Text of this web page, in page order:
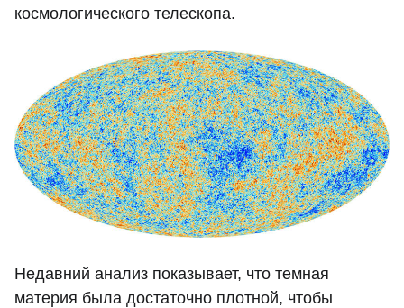
космологического телескопа.
Недавний анализ показывает, что темная
материя была достаточно плотной, чтобы